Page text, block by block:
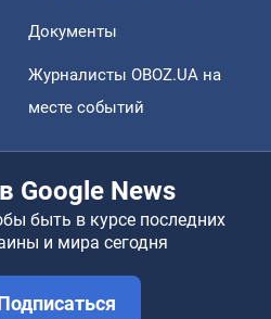
Документы
Журналисты OBOZ.UA на
месте событий
Google News
быть в курсе последних
и мира сегодня